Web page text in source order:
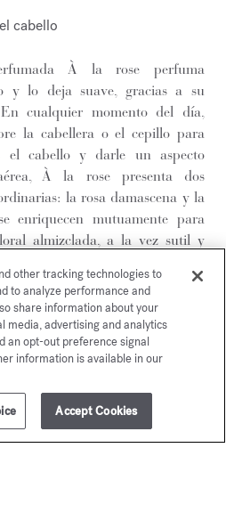
CESTA 255,00 €
cabello
À la rose perfuma
y lo deja suave, gracias a su
cualquier momento del día,
la cabellera o el cepillo para
el cabello y darle un aspecto
À la rose presenta dos
la rosa damascena y la
enriquecen mutuamente para
almizclada, a la vez sutil y
de una feminidad radiante. La
enriquecida con aceite de
icónico frasco de cristal de la
excepcional para sentirse
de bienestar y prolongar la
su ritual de tratamiento con
perfumadas À la rose:
other tracking technologies to
to analyze performance and
share information about your
media, advertising and analytics
an opt-out preference signal
information is available in our
Accept Cookies